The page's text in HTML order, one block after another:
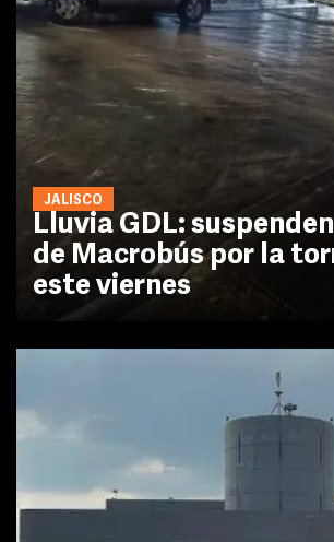
JALISCO
Lluvia GDL:
de Macrobús por la
este viernes